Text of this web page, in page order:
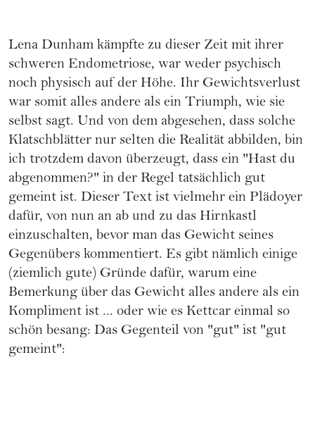
Lena Dunham kämpfte zu dieser Zeit mit ihrer
schweren Endometriose, war weder psychisch
noch physisch auf der Höhe. Ihr Gewichtsverlust
war somit alles andere als ein Triumph, wie sie
selbst sagt. Und von dem abgesehen, dass solche
Klatschblätter nur selten die Realität abbilden, bin
ich trotzdem davon überzeugt, dass ein "Hast du
abgenommen?" in der Regel tatsächlich gut
gemeint ist. Dieser Text ist vielmehr ein Plädoyer
dafür, von nun an ab und zu das Hirnkastl
einzuschalten, bevor man das Gewicht seines
Gegenübers kommentiert. Es gibt nämlich einige
(ziemlich gute) Gründe dafür, warum eine
Bemerkung über das Gewicht alles andere als ein
Kompliment ist ... oder wie es Kettcar einmal so
schön besang: Das Gegenteil von "gut" ist "gut
gemeint":